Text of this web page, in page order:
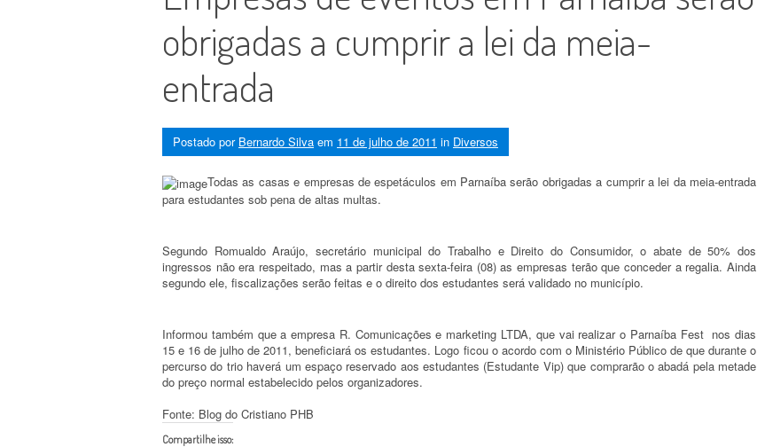
obrigadas a cumprir a lei da meia-
entrada
Postado por Bernardo Silva em 11 de julho de 2011 in Diversos
Todas as casas e empresas de espetáculos em Parnaíba serão obrigadas a cumprir a lei da meia-entrada
para estudantes sob pena de altas multas.
Segundo Romualdo Araújo, secretário municipal do Trabalho e Direito do Consumidor, o abate de 50% dos
ingressos não era respeitado, mas a partir desta sexta-feira (08) as empresas terão que conceder a regalia. Ainda
segundo ele, fiscalizações serão feitas e o direito dos estudantes será validado no município.
Informou também que a empresa R. Comunicações e marketing LTDA, que vai realizar o Parnaíba Fest nos dias
15 e 16 de julho de 2011, beneficiará os estudantes. Logo ficou o acordo com o Ministério Público de que durante o
percurso do trio haverá um espaço reservado aos estudantes (Estudante Vip) que comprarão o abadá pela metade
do preço normal estabelecido pelos organizadores.
Fonte: Blog do Cristiano PHB
Compartilhe isso: